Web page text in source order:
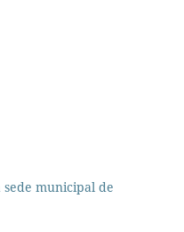
municipal de